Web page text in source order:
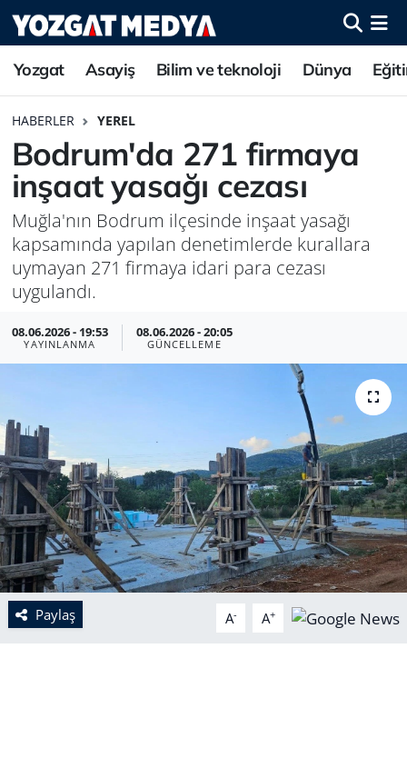
Yozgat Asayiş Bilim ve teknoloji Dünya
HABERLER YEREL
Bodrum'da 271 firmaya
inşaat yasağı cezası
Muğla'nın Bodrum ilçesinde inşaat yasağı
kapsamında yapılan denetimlerde kurallara
uymayan 271 firmaya idari para cezası
uygulandı.
08.06.2026 - 19:53
YAYINLANMA
08.06.2026 - 20:05
GÜNCELLEME
Paylaş A- A+